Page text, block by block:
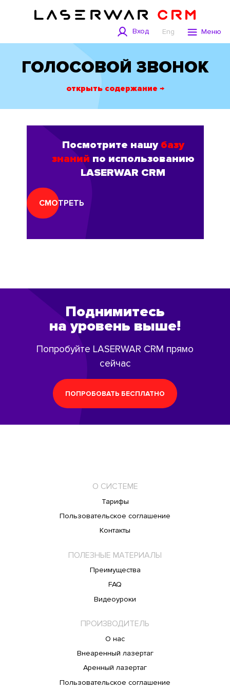
Вход Eng Меню
ГОЛОСОВОЙ ЗВОНОК
открыть содержание →
Посмотрите нашу базу
знаний по использованию
LASERWAR CRM
СМОТРЕТЬ
Поднимитесь
на уровень выше!
Попробуйте LASERWAR CRM прямо
сейчас
ПОПРОБОВАТЬ БЕСПЛАТНО
О СИСТЕМЕ
Тарифы
Пользовательское соглашение
Контакты
ПОЛЕЗНЫЕ МАТЕРИАЛЫ
Преимущества
FAQ
Видеоуроки
ПРОИЗВОДИТЕЛЬ
О нас
Внеаренный лазертаг
Аренный лазертаг
Пользовательское соглашение